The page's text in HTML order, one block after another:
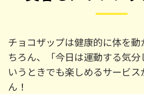
チョコザップは健康的に体を動
ちろん、「今日は運動する気
いうときでも楽しめるサービス
ん！